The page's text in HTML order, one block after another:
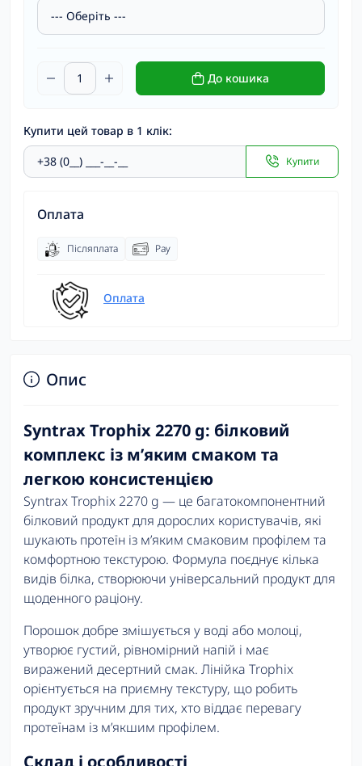
До кошика
Купити цей товар в 1 клік:
Купити
Оплата
Післяплата Pay
Оплата
Опис
Syntrax Trophix 2270 g: білковий
комплекс із м’яким смаком та
легкою консистенцією
Syntrax Trophix 2270 g — це багатокомпонентний
білковий продукт для дорослих користувачів, які
шукають протеїн із м’яким смаковим профілем та
комфортною текстурою. Формула поєднує кілька
видів білка, створюючи універсальний продукт для
щоденного раціону.
Порошок добре змішується у воді або молоці,
утворює густий, рівномірний напій і має
виражений десертний смак. Лінійка Trophix
орієнтується на приємну текстуру, що робить
продукт зручним для тих, хто віддає перевагу
протеїнам із м’якшим профілем.
Склад і особливості